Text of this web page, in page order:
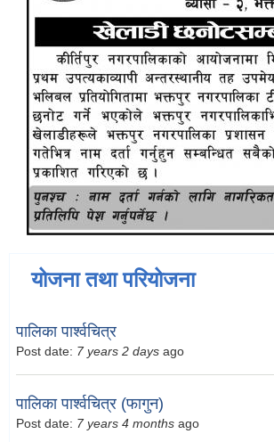
योजना तथा परियोजना
पालिका पार्श्वचित्र
Post date: 7 years 2 days ago
पालिका पार्श्वचित्र (फागुन)
Post date: 7 years 4 months ago